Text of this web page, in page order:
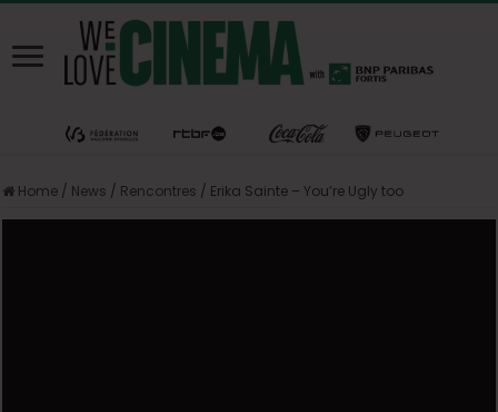
Home / News / Rencontres / Erika Sainte – You’re Ugly too